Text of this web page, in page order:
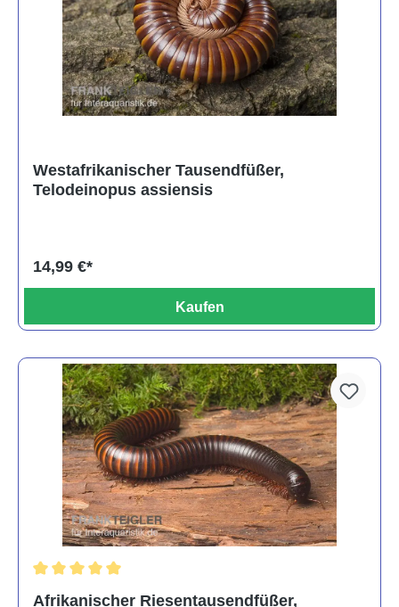
Westafrikanischer Tausendfüßer,
Telodeinopus assiensis
14,99 €*
Kaufen
Afrikanischer Riesentausendfüßer,